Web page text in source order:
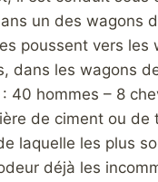
un des wagons
poussent vers
dans les wagons
40 hommes – 8
de ciment ou
laquelle les plus
déjà les